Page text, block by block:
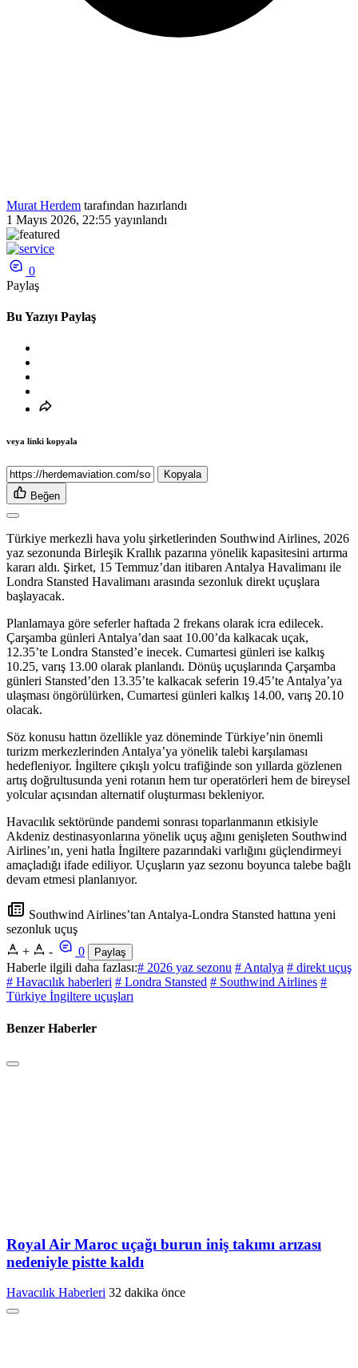
Murat Herdem tarafından hazırlandı
1 Mayıs 2026, 22:55 yayınlandı
0
Paylaş
Bu Yazıyı Paylaş
veya linki kopyala
Kopyala
Beğen
Türkiye merkezli hava yolu şirketlerinden Southwind Airlines, 2026
yaz sezonunda Birleşik Krallık pazarına yönelik kapasitesini artırma
kararı aldı. Şirket, 15 Temmuz’dan itibaren Antalya Havalimanı ile
Londra Stansted Havalimanı arasında sezonluk direkt uçuşlara
başlayacak.
Planlamaya göre seferler haftada 2 frekans olarak icra edilecek.
Çarşamba günleri Antalya’dan saat 10.00’da kalkacak uçak,
12.35’te Londra Stansted’e inecek. Cumartesi günleri ise kalkış
10.25, varış 13.00 olarak planlandı. Dönüş uçuşlarında Çarşamba
günleri Stansted’den 13.35’te kalkacak seferin 19.45’te Antalya’ya
ulaşması öngörülürken, Cumartesi günleri kalkış 14.00, varış 20.10
olacak.
Söz konusu hattın özellikle yaz döneminde Türkiye’nin önemli
turizm merkezlerinden Antalya’ya yönelik talebi karşılaması
hedefleniyor. İngiltere çıkışlı yolcu trafiğinde son yıllarda gözlenen
artış doğrultusunda yeni rotanın hem tur operatörleri hem de bireysel
yolcular açısından alternatif oluşturması bekleniyor.
Havacılık sektöründe pandemi sonrası toparlanmanın etkisiyle
Akdeniz destinasyonlarına yönelik uçuş ağını genişleten Southwind
Airlines’ın, yeni hatla İngiltere pazarındaki varlığını güçlendirmeyi
amaçladığı ifade ediliyor. Uçuşların yaz sezonu boyunca talebe bağlı
devam etmesi planlanıyor.
Southwind Airlines’tan Antalya-Londra Stansted hattına yeni
sezonluk uçuş
+
- 0 Paylaş
Haberle ilgili daha fazlası:# 2026 yaz sezonu # Antalya # direkt uçuş
# Havacılık haberleri # Londra Stansted # Southwind Airlines #
Türkiye İngiltere uçuşları
Benzer Haberler
Royal Air Maroc uçağı burun iniş takımı arızası
nedeniyle pistte kaldı
Havacılık Haberleri 32 dakika önce